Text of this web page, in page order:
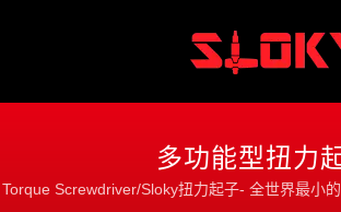
多功能型扭力
Torque Screwdriver/Sloky扭力起子- 全世界最小